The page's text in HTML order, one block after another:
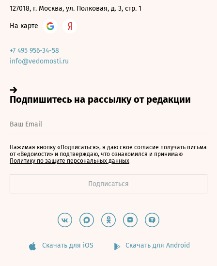
127018, г. Москва, ул. Полковая, д. 3, стр. 1
На карте
+7 495 956-34-58
info@vedomosti.ru
Нажимая кнопку «Подписаться», я даю свое согласие получать письма
от «Ведомости» и подтверждаю, что ознакомился и принимаю
Политику по защите персональных данных
Скачать для iOS Скачать для Android